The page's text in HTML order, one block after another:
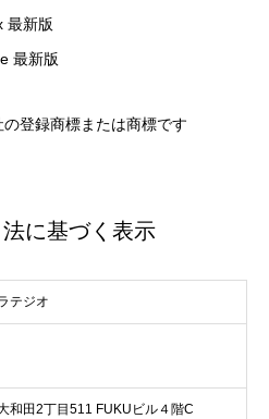
最新版
最新版
登録商標または商標です
に基づく表示
テジオ
和田2丁目511 FUKUビル４階C